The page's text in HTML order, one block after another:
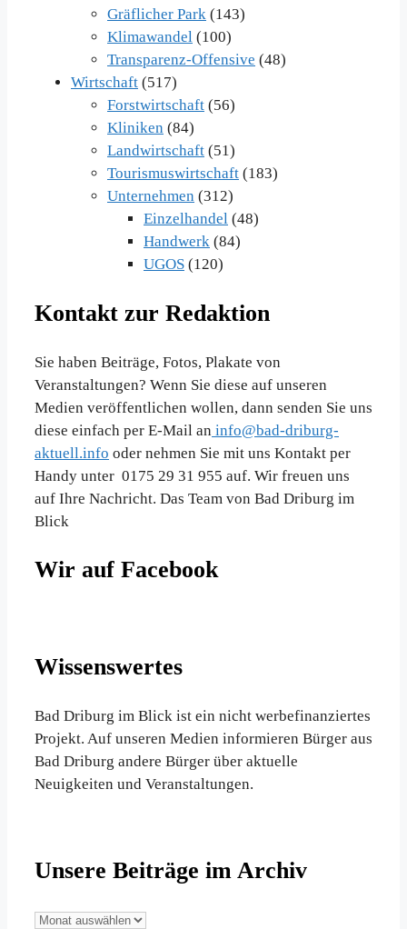
Gräflicher Park (143)
Klimawandel (100)
Transparenz-Offensive (48)
Wirtschaft (517)
Forstwirtschaft (56)
Kliniken (84)
Landwirtschaft (51)
Tourismuswirtschaft (183)
Unternehmen (312)
Einzelhandel (48)
Handwerk (84)
UGOS (120)
Kontakt zur Redaktion
Sie haben Beiträge, Fotos, Plakate von
Veranstaltungen? Wenn Sie diese auf unseren
Medien veröffentlichen wollen, dann senden Sie uns
diese einfach per E-Mail an info@bad-driburg-
aktuell.info oder nehmen Sie mit uns Kontakt per
Handy unter 0175 29 31 955 auf. Wir freuen uns
auf Ihre Nachricht. Das Team von Bad Driburg im
Blick
Wir auf Facebook
Wissenswertes
Bad Driburg im Blick ist ein nicht werbefinanziertes
Projekt. Auf unseren Medien informieren Bürger aus
Bad Driburg andere Bürger über aktuelle
Neuigkeiten und Veranstaltungen.
Unsere Beiträge im Archiv
Unsere